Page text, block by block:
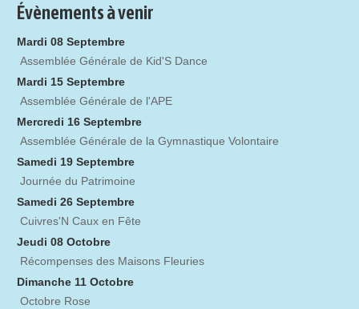
Évènements à venir
Mardi 08 Septembre
Assemblée Générale de Kid'S Dance
Mardi 15 Septembre
Assemblée Générale de l'APE
Mercredi 16 Septembre
Assemblée Générale de la Gymnastique Volontaire
Samedi 19 Septembre
Journée du Patrimoine
Samedi 26 Septembre
Cuivres'N Caux en Fête
Jeudi 08 Octobre
Récompenses des Maisons Fleuries
Dimanche 11 Octobre
Octobre Rose